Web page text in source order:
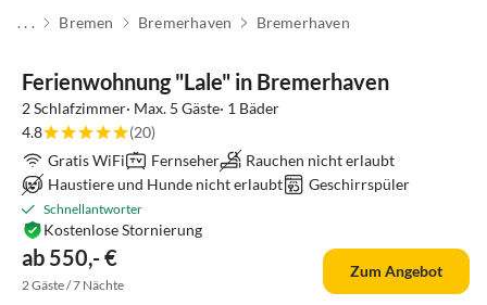
. . . Bremen Bremerhaven Bremerhaven
Ferienwohnung "Lale" in Bremerhaven
2 Schlafzimmer· Max. 5 Gäste· 1 Bäder
4.8
(20)
Gratis WiFi
Fernseher
Rauchen nicht erlaubt
Haustiere und Hunde nicht erlaubt
Geschirrspüler
Schnellantworter
ab 550,- €
Kostenlose Stornierung
2 Gäste / 7 Nächte
Zum Angebot